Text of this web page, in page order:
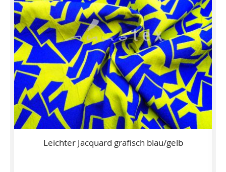
Leichter Jacquard grafisch blau/gelb